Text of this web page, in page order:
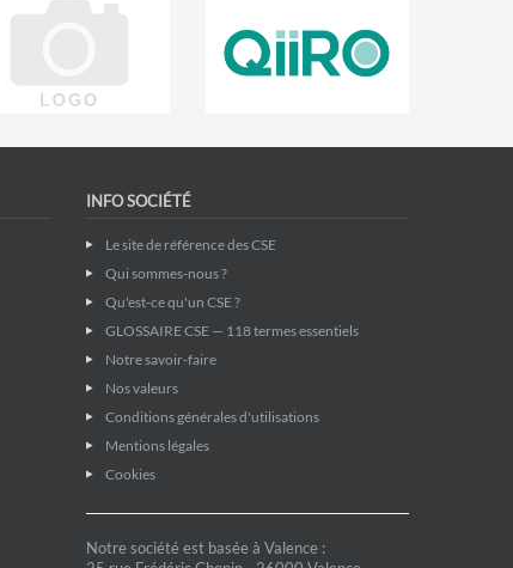
INFO SOCIÉTÉ
Le site de référence des CSE
Qui sommes-nous ?
Qu'est-ce qu'un CSE ?
GLOSSAIRE CSE — 118 termes essentiels
Notre savoir-faire
Nos valeurs
Conditions générales d'utilisations
Mentions légales
Cookies
Notre société est basée à Valence :